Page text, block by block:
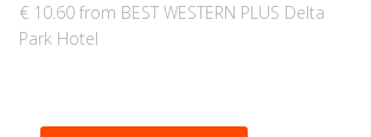
€ 10.60 from BEST WESTERN PLUS Delta
Park Hotel